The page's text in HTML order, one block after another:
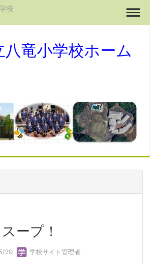
校
八竜小学校ホーム
ープ！
29 学校サイト管理者